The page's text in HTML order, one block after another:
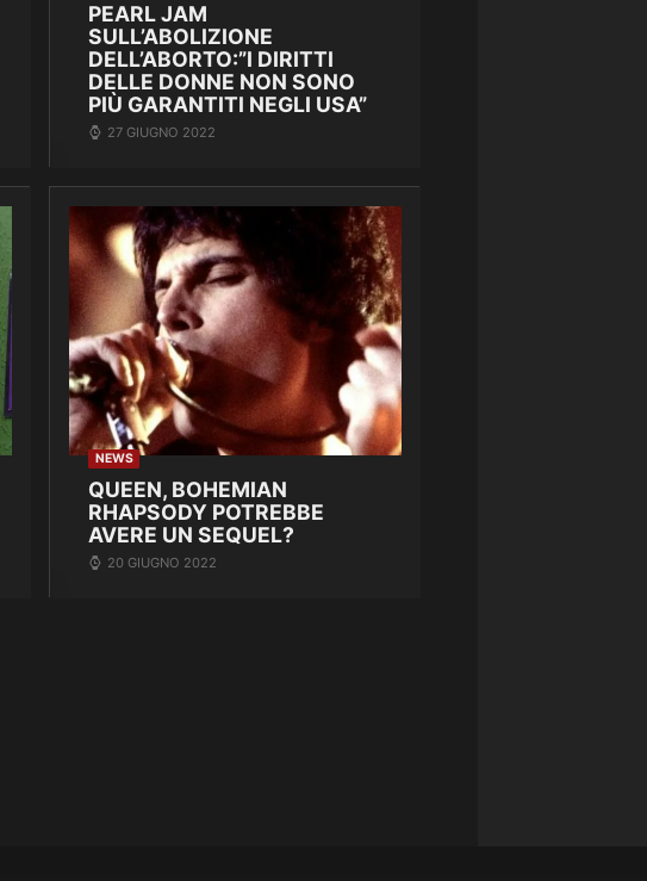
PEARL JAM
SULL’ABOLIZIONE
DELL’ABORTO:”I DIRITTI
DELLE DONNE NON SONO
PIÙ GARANTITI NEGLI USA”
27 GIUGNO 2022
NEWS
QUEEN, BOHEMIAN
RHAPSODY POTREBBE
AVERE UN SEQUEL?
20 GIUGNO 2022